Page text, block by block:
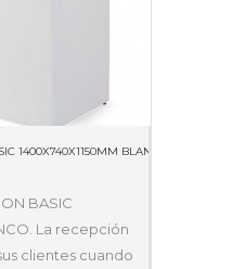
1400X740X1150MM BLANCO
BASIC
La recepción
clientes cuando